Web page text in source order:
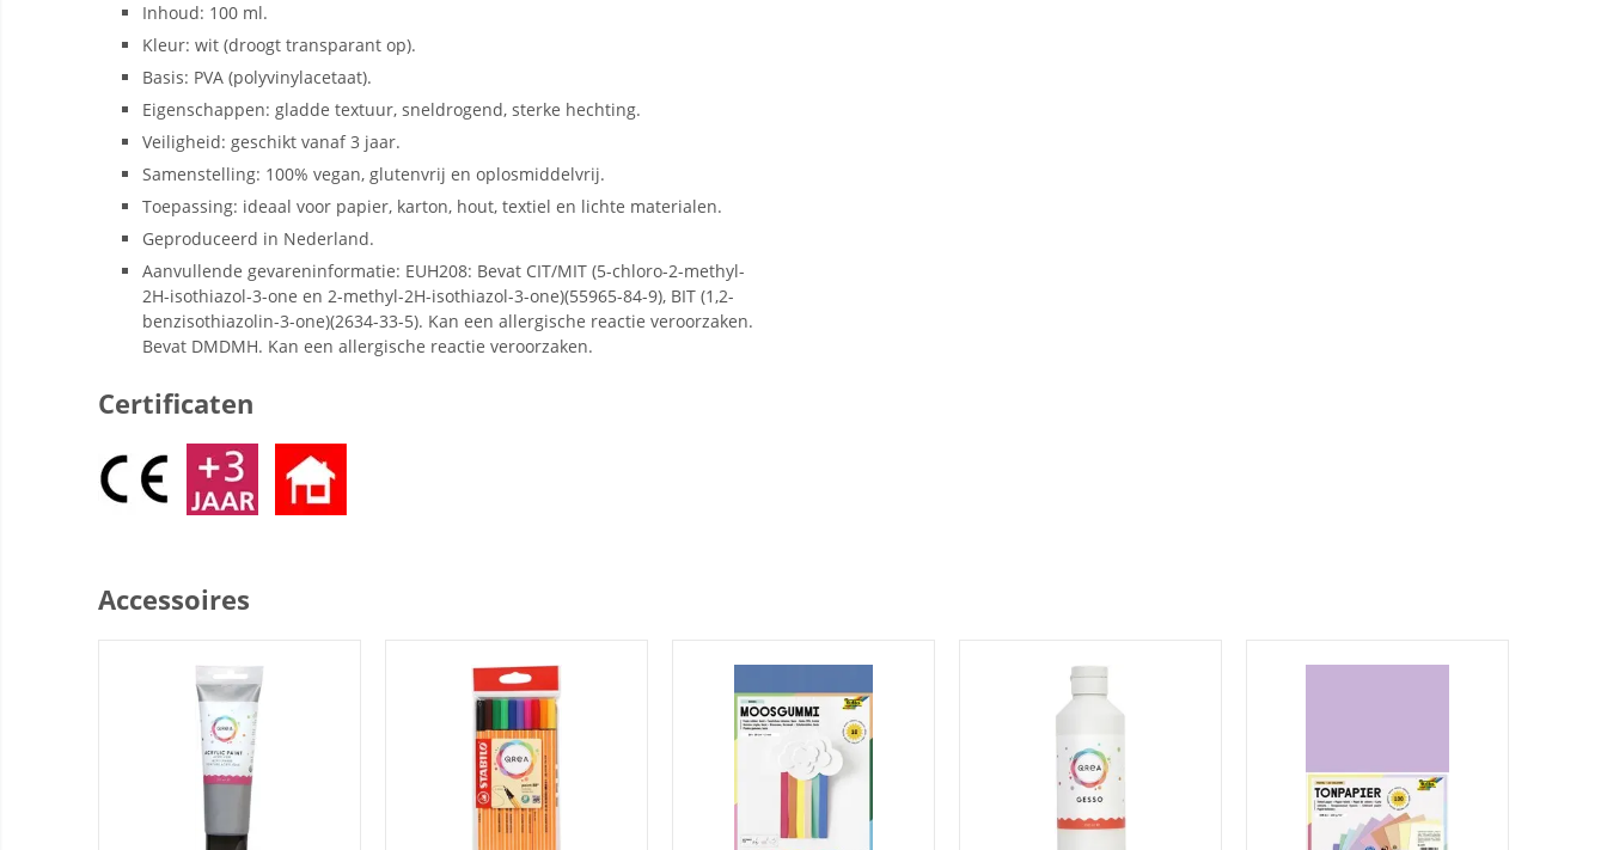
Inhoud: 100 ml.
Kleur: wit (droogt transparant op).
Basis: PVA (polyvinylacetaat).
Eigenschappen: gladde textuur, sneldrogend, sterke hechting.
Veiligheid: geschikt vanaf 3 jaar.
Samenstelling: 100% vegan, glutenvrij en oplosmiddelvrij.
Toepassing: ideaal voor papier, karton, hout, textiel en lichte materialen.
Geproduceerd in Nederland.
Aanvullende gevareninformatie: EUH208: Bevat CIT/MIT (5-chloro-2-methyl-
2H-isothiazol-3-one en 2-methyl-2H-isothiazol-3-one)(55965-84-9), BIT (1,2-
benzisothiazolin-3-one)(2634-33-5). Kan een allergische reactie veroorzaken.
Bevat DMDMH. Kan een allergische reactie veroorzaken.
Certificaten
Accessoires